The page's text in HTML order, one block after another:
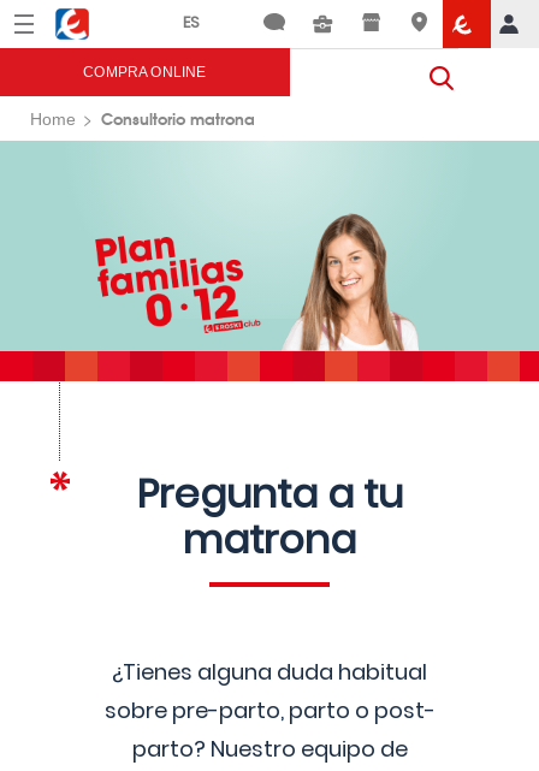
Menú Eroski
COMPRA ONLINE
Home Consultorio matrona
Pregunta a tu
matrona
¿Tienes alguna duda habitual
sobre pre-parto, parto o post-
parto? Nuestro equipo de